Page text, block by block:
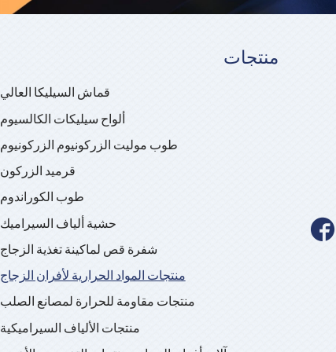
منتجات
قماش السيليكا العالي
ألواح سيليكات الكالسيوم
طوب موليت الزركونيوم الزركونيوم
قرميد الزركون
طوب الكوراندوم
حشية ألياف السيراميك
شفرة قص لماكينة تغذية الزجاج
منتجات المواد الحرارية لأفران الزجاج
منتجات مقاومة للحرارة لمصانع الصلب
منتجات الألياف السيراميكية
